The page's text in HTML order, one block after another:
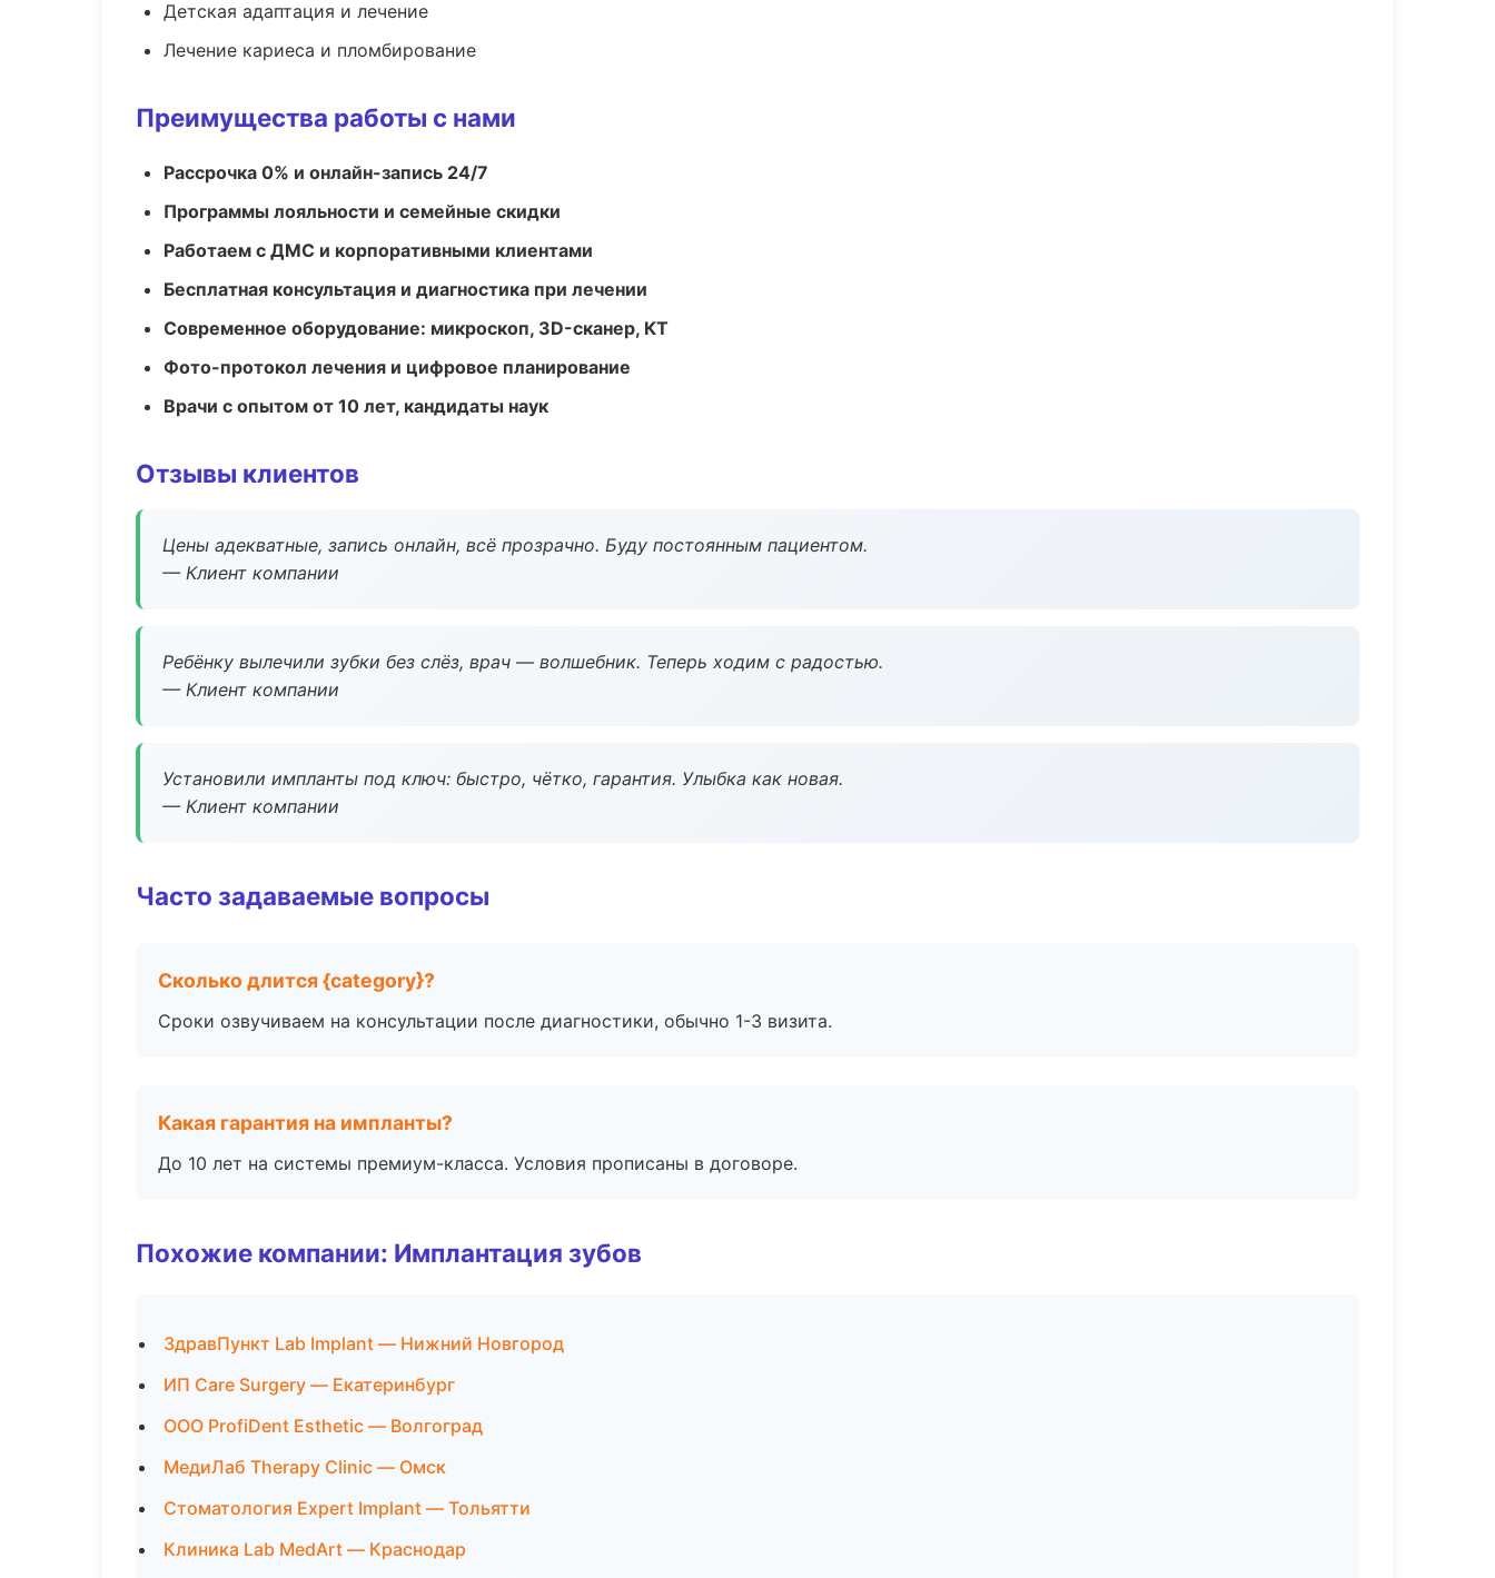
Детская адаптация и лечение
Лечение кариеса и пломбирование
Преимущества работы с нами
Рассрочка 0% и онлайн-запись 24/7
Программы лояльности и семейные скидки
Работаем с ДМС и корпоративными клиентами
Бесплатная консультация и диагностика при лечении
Современное оборудование: микроскоп, 3D-сканер, КТ
Фото-протокол лечения и цифровое планирование
Врачи с опытом от 10 лет, кандидаты наук
Отзывы клиентов
Цены адекватные, запись онлайн, всё прозрачно. Буду постоянным пациентом.
— Клиент компании
Ребёнку вылечили зубки без слёз, врач — волшебник. Теперь ходим с радостью.
— Клиент компании
Установили импланты под ключ: быстро, чётко, гарантия. Улыбка как новая.
— Клиент компании
Часто задаваемые вопросы
Сколько длится {category}?
Сроки озвучиваем на консультации после диагностики, обычно 1-3 визита.
Какая гарантия на импланты?
До 10 лет на системы премиум-класса. Условия прописаны в договоре.
Похожие компании: Имплантация зубов
ЗдравПункт Lab Implant — Нижний Новгород
ИП Care Surgery — Екатеринбург
ООО ProfiDent Esthetic — Волгоград
МедиЛаб Therapy Clinic — Омск
Стоматология Expert Implant — Тольятти
Клиника Lab MedArt — Краснодар